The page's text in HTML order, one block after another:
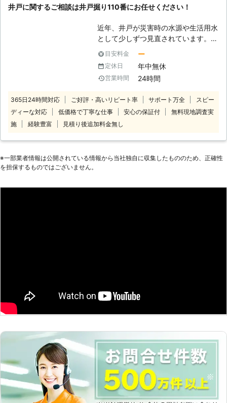
井戸に関するご相談は井戸掘り110番にお任せください！
近年、井戸が災害時の水源や生活用水
として少しずつ見直されています。
「井戸掘りなんてとうてい自分じゃ無
理だから代わりにお願いしたい」
「家にある井戸を防災用にできない
か？」など 井戸に関するご相談な
い。 井戸掘り110番は、24時間365日
いつでもコールセンターが稼働してお
りますので、お客様のご都合に応じた
す。 コールセンターのスタッフがお
客様のご要望を詳しくお聞きします。
寧・迅速をモットーとしお客様のご希
目安料金 ー
定休日 年中無休
営業時間 24時間
365日24時間対応 ご好評・高いリピート率 サポート万全
スピー
ディーな対応
低価格で丁寧な仕事 安心の保証付
無料現地調査実
施
経験豊富 見積り後追加料金無し
※⼀部業者情報は公開されている情報から当社独⾃に収集したもののため、正確性
を担保するものではございません。